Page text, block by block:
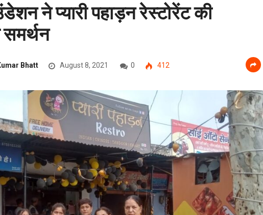
ने प्यारी पहाड़न रेस्टोरेंट की
समर्थन
Bhatt August 8, 2021 0 412